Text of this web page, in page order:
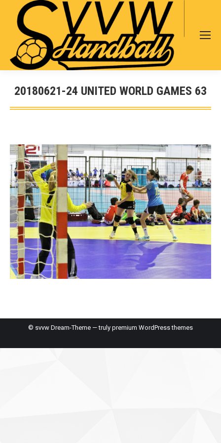
Search:
20180621-24 UNITED WORLD GAMES 63
Sie befinden sich hier:
© svvw Dream-Theme — truly premium WordPress themes